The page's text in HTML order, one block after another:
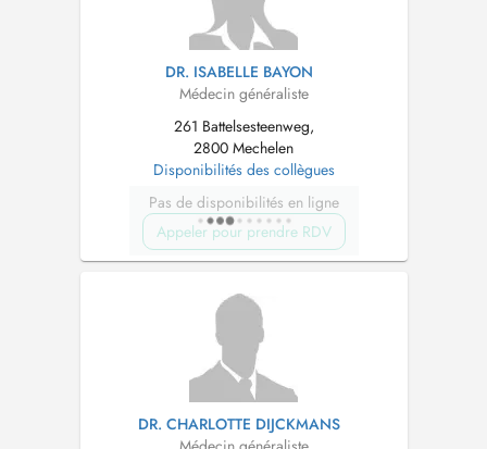
DR. ISABELLE BAYON
Médecin généraliste
261 Battelsesteenweg,
2800 Mechelen
Disponibilités des collègues
Pas de disponibilités en ligne
Appeler pour prendre RDV
DR. CHARLOTTE DIJCKMANS